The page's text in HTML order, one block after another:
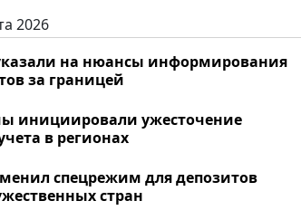
2026
на нюансы информирования
за границей
инициировали ужесточение
в регионах
спецрежим для депозитов
стран